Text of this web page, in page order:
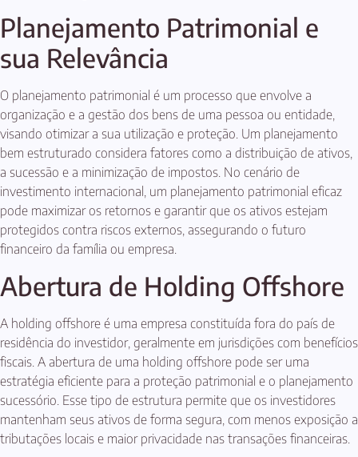
Planejamento Patrimonial e
sua Relevância
O planejamento patrimonial é um processo que envolve a
organização e a gestão dos bens de uma pessoa ou entidade,
visando otimizar a sua utilização e proteção. Um planejamento
bem estruturado considera fatores como a distribuição de ativos,
a sucessão e a minimização de impostos. No cenário de
investimento internacional, um planejamento patrimonial eficaz
pode maximizar os retornos e garantir que os ativos estejam
protegidos contra riscos externos, assegurando o futuro
financeiro da família ou empresa.
Abertura de Holding Offshore
A holding offshore é uma empresa constituída fora do país de
residência do investidor, geralmente em jurisdições com benefícios
fiscais. A abertura de uma holding offshore pode ser uma
estratégia eficiente para a proteção patrimonial e o planejamento
sucessório. Esse tipo de estrutura permite que os investidores
mantenham seus ativos de forma segura, com menos exposição a
tributações locais e maior privacidade nas transações financeiras.